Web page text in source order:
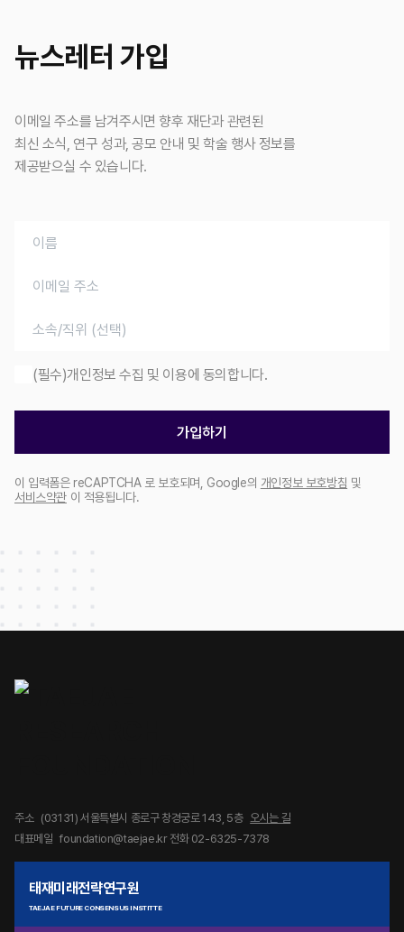
뉴스레터 가입
이메일 주소를 남겨주시면 향후 재단과 관련된
최신 소식, 연구 성과, 공모 안내 및 학술 행사 정보를
제공받으실 수 있습니다.
(필수)개인정보 수집 및 이용에 동의합니다.
가입하기
이 입력폼은 reCAPTCHA 로 보호되며, Google의 개인정보 보호방침 및
서비스약관 이 적용됩니다.
주소 (03131) 서울특별시 종로구 창경궁로 143, 5층 오시는 길
대표메일 foundation@taejae.kr 전화 02-6325-7378
태재미래전략연구원
TAEJAE FUTURE CONSENSUS INSTITTE